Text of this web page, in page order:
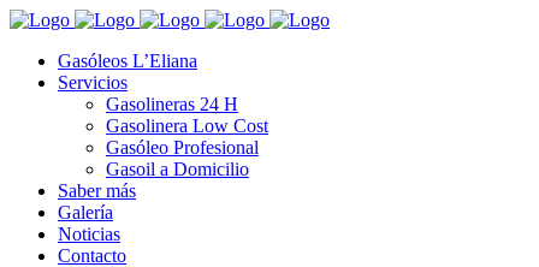
Gasóleos L’Eliana
Servicios
Gasolineras 24 H
Gasolinera Low Cost
Gasóleo Profesional
Gasoil a Domicilio
Saber más
Galería
Noticias
Contacto